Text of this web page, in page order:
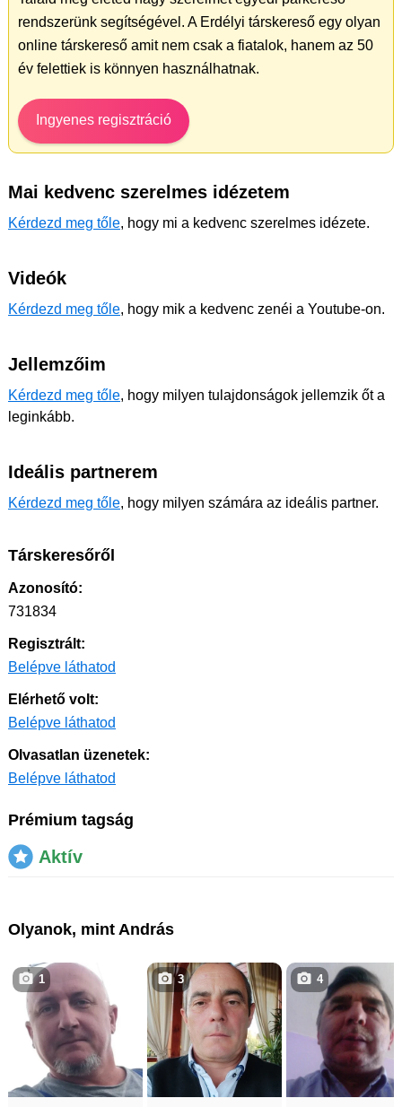
rendszerünk segítségével. A Erdélyi társkereső egy olyan
online társkereső amit nem csak a fiatalok, hanem az 50
év felettiek is könnyen használhatnak.
Ingyenes regisztráció
Mai kedvenc szerelmes idézetem
Kérdezd meg tőle, hogy mi a kedvenc szerelmes idézete.
Videók
Kérdezd meg tőle, hogy mik a kedvenc zenéi a Youtube-on.
Jellemzőim
Kérdezd meg tőle, hogy milyen tulajdonságok jellemzik őt a
leginkább.
Ideális partnerem
Kérdezd meg tőle, hogy milyen számára az ideális partner.
Társkeresőről
Azonosító:
731834
Regisztrált:
Belépve láthatod
Elérhető volt:
Belépve láthatod
Olvasatlan üzenetek:
Belépve láthatod
Prémium tagság
Aktív
Olyanok, mint András
1 3 4